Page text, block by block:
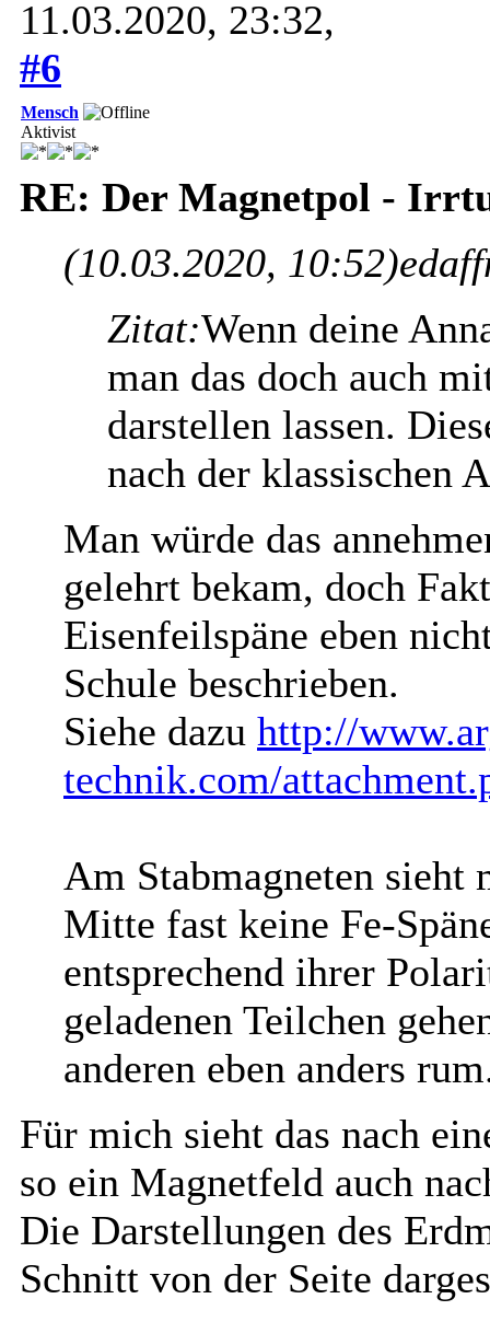
11.03.2020, 23:32,
#6
Mensch
Aktivist
RE: Der Magnetpol -
(10.03.2020, 10:52)
Zitat:Wenn deine
man das doch auch
darstellen lassen.
nach der klassischen
Man würde das
gelehrt bekam, doch
Eisenfeilspäne eben
Schule beschrieben.
Siehe dazu http://
technik.com/
Am Stabmagneten sieht
Mitte fast keine Fe-
entsprechend ihrer
geladenen Teilchen
anderen eben anders
Für mich sieht das nach
so ein Magnetfeld auch
Die Darstellungen des
Schnitt von der Seite